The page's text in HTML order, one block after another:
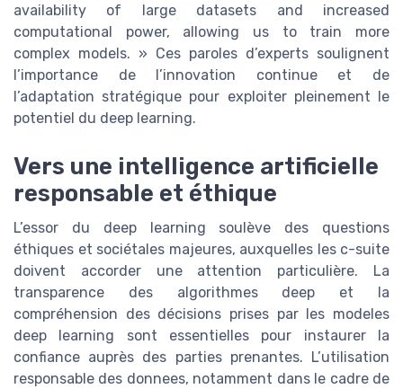
availability of large datasets and increased
computational power, allowing us to train more
complex models. » Ces paroles d’experts soulignent
l’importance de l’innovation continue et de
l’adaptation stratégique pour exploiter pleinement le
potentiel du deep learning.
Vers une intelligence artificielle
responsable et éthique
L’essor du deep learning soulève des questions
éthiques et sociétales majeures, auxquelles les c-suite
doivent accorder une attention particulière. La
transparence des algorithmes deep et la
compréhension des décisions prises par les modeles
deep learning sont essentielles pour instaurer la
confiance auprès des parties prenantes. L’utilisation
responsable des donnees, notamment dans le cadre de